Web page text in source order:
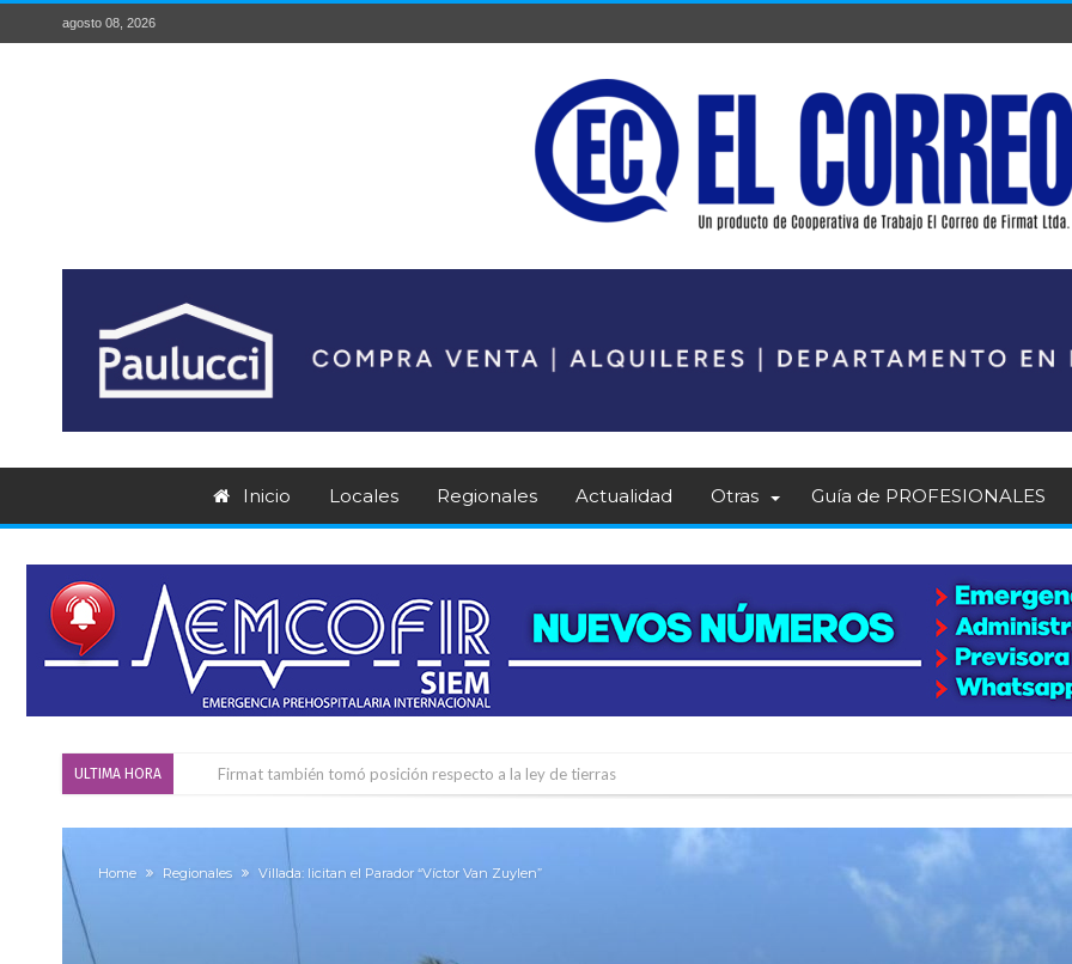
agosto 08, 2026
Inicio Locales Regionales Actualidad Otras Guía de PROFESIONALES
ULTIMA HORA Firmat también tomó posición respecto a la ley de tierras
Firmat será sede del segundo Torneo Regional de Básquet 3×3 Inclusivo
Vassalli: en potencial y con fechas diferidas, la empresa reformula sus anuncios a los trabajadores
Home Regionales Villada: licitan el Parador “Víctor Van Zuylen”